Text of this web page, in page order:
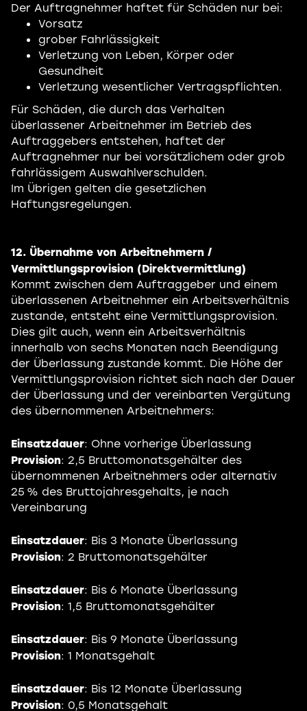
Der Auftragnehmer haftet für Schäden nur bei:
Vorsatz
grober Fahrlässigkeit
Verletzung von Leben, Körper oder
Gesundheit
Verletzung wesentlicher Vertragspflichten.
Für Schäden, die durch das Verhalten
überlassener Arbeitnehmer im Betrieb des
Auftraggebers entstehen, haftet der
Auftragnehmer nur bei vorsätzlichem oder grob
fahrlässigem Auswahlverschulden.
Im Übrigen gelten die gesetzlichen
Haftungsregelungen.
12. Übernahme von Arbeitnehmern /
Vermittlungsprovision (Direktvermittlung)
Kommt zwischen dem Auftraggeber und einem
überlassenen Arbeitnehmer ein Arbeitsverhältnis
zustande, entsteht eine Vermittlungsprovision.
Dies gilt auch, wenn ein Arbeitsverhältnis
innerhalb von sechs Monaten nach Beendigung
der Überlassung zustande kommt. Die Höhe der
Vermittlungsprovision richtet sich nach der Dauer
der Überlassung und der vereinbarten Vergütung
des übernommenen Arbeitnehmers:
Einsatzdauer: Ohne vorherige Überlassung
Provision: 2,5 Bruttomonatsgehälter des
übernommenen Arbeitnehmers oder alternativ
25 % des Bruttojahresgehalts, je nach
Vereinbarung
Einsatzdauer: Bis 3 Monate Überlassung
Provision: 2 Bruttomonatsgehälter
Einsatzdauer: Bis 6 Monate Überlassung
Provision: 1,5 Bruttomonatsgehälter
Einsatzdauer: Bis 9 Monate Überlassung
Provision: 1 Monatsgehalt
Einsatzdauer: Bis 12 Monate Überlassung
Provision: 0,5 Monatsgehalt